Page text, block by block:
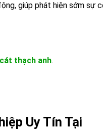
giúp phát hiện sớm sự
cát thạch anh.
Uy Tín Tại